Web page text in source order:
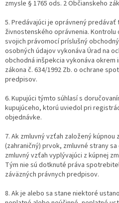
zmysle § 1765 ods. 2 Občianskeho
5. Predávajúci je oprávnený
živnostenského oprávnenia. Kontrolu
svojich právomocí príslušný
osobných údajov vykonáva Úrad na
obchodná inšpekcia vykonáva okrem
zákona č. 634/1992 Zb. o ochrane
predpisov.
6. Kupujúci týmto súhlasí s
kupujúceho, ktorú uviedol pri
objednávke.
7. Ak zmluvný vzťah založený
(zahraničný) prvok, zmluvné strany
zmluvný vzťah vyplývajúci z kúpnej
Tým nie sú dotknuté práva
záväzných právnych predpisov.
8. Ak je alebo sa stane niektoré